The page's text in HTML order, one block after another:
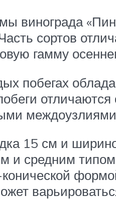
винограда
сортов
гамму
побегах
15 см и
и средним